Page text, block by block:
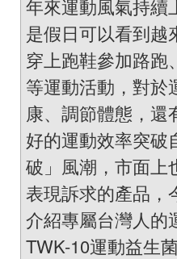
年來運動風氣持續
是假日可以看到越
穿上跑鞋參加路跑
等運動活動，對於
康、調節體態，還
好的運動效率突破
破」風潮，市面上
表現訴求的產品，
介紹專屬台灣人的
TWK-10運動益生菌